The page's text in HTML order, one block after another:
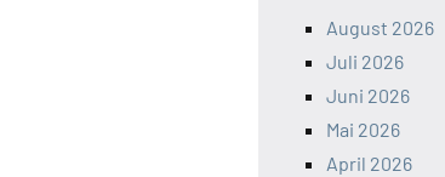
August 2026
Juli 2026
Juni 2026
Mai 2026
April 2026